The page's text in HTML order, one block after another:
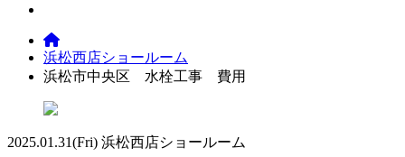
浜松西店ショールーム
浜松市中央区 水栓工事 費用
2025.01.31(Fri) 浜松西店ショールーム